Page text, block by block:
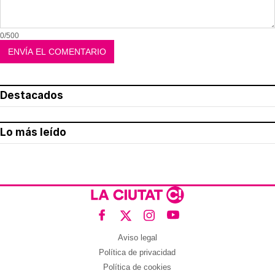
0/500
Destacados
Lo más leído
Aviso legal
Política de privacidad
Política de cookies